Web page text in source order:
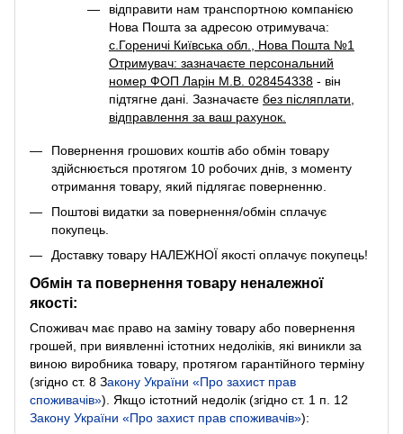
відправити нам транспортною компанією
Нова Пошта за адресою отримувача:
с.Гореничі Київська обл., Нова Пошта №1
Отримувач: зазначаєте персональний
номер ФОП Ларін М.В. 028454338 - він
підтягне дані. Зазначаєте без післяплати
відправлення за ваш рахунок.
Повернення грошових коштів або обмін товару
здійснюється протягом 10 робочих днів, з моменту
отримання товару, який підлягає поверненню.
Поштові видатки за повернення/обмін сплачує
покупець.
Доставку товару НАЛЕЖНОЇ якості оплачує покупець!
Обмін та повернення товару неналежної
якості:
Споживач має право на заміну товару або повернення
грошей, при виявленні істотних недоліків, які виникли за
виною виробника товару, протягом гарантійного терміну
(згідно ст. 8 Закону України «Про захист прав
споживачів»). Якщо істотний недолік (згідно ст. 1 п. 12
Закону України «Про захист прав споживачів»):